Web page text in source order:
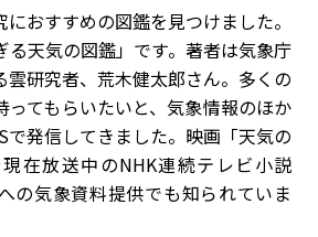
おすすめの図鑑を見つけました。
る天気の図鑑」です。著者は気象庁
雲研究者、荒木健太郎さん。多くの
ってもらいたいと、気象情報のほか
で発信してきました。映画「天気の
在放送中のNHK連続テレビ小説
の気象資料提供でも知られていま